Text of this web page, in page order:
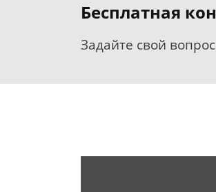
Бесплатная
Задайте свой